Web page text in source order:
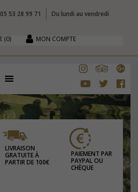
53 28 99 71 Du lundi au vendredi
(0) MON COMPTE
LIVRAISON
GRATUITE À
PARTIR DE 100€
PAIEMENT PAR
PAYPAL OU
CHÈQUE